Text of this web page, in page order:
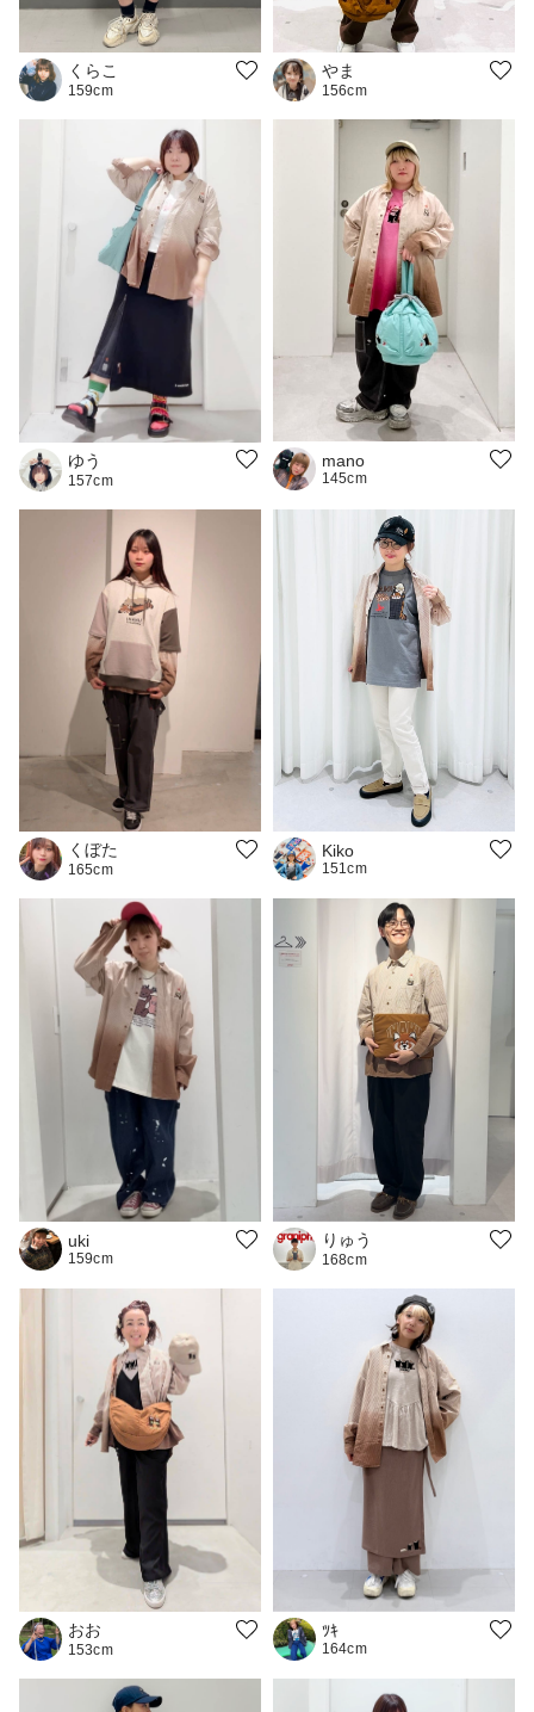
くらこ
159cm
やま
156cm
ゆう
157cm
mano
145cm
くぼた
165cm
Kiko
151cm
uki
159cm
りゅう
168cm
おお
153cm
ﾂｷ
164cm